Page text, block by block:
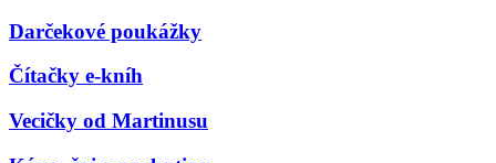
Darčekové poukážky
Čítačky e-kníh
Vecičky od Martinusu